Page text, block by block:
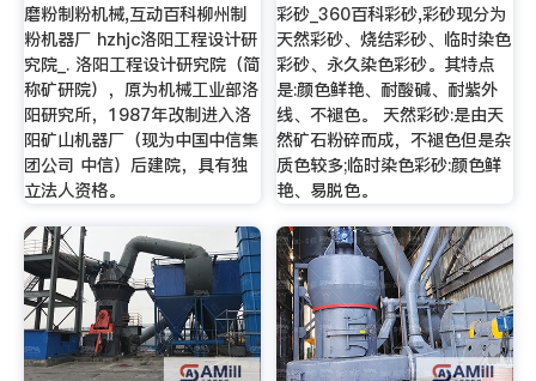
磨粉制粉机械,互动百科柳州制
粉机器厂 hzhjc洛阳工程设计研
究院_. 洛阳工程设计研究院（简
称矿研院），原为机械工业部洛
阳研究所，1987年改制进入洛
阳矿山机器厂（现为中国中信集
团公司 中信）后建院，具有独
立法人资格。
彩砂_360百科彩砂,彩砂现分为
天然彩砂、烧结彩砂、临时染色
彩砂、永久染色彩砂。其特点
是:颜色鲜艳、耐酸碱、耐紫外
线、不褪色。 天然彩砂:是由天
然矿石粉碎而成，不褪色但是杂
质色较多;临时染色彩砂:颜色鲜
艳、易脱色。